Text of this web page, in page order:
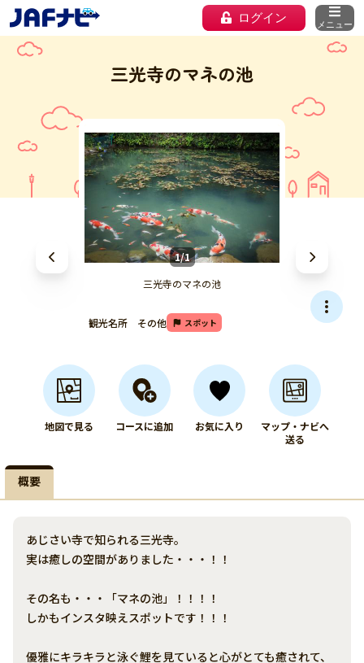
ログイン メニュー
三光寺のマネの池
1/1
三光寺のマネの池
観光名所 その他 スポット
地図で見る コースに追加 お気に入り
マップ・ナビへ
送る
概要
あじさい寺で知られる三光寺。
実は癒しの空間がありました・・・！！
その名も・・・「マネの池」！！！！
しかもインスタ映えスポットです！！！
優雅にキラキラと泳ぐ鯉を見ていると心がとても癒されて、